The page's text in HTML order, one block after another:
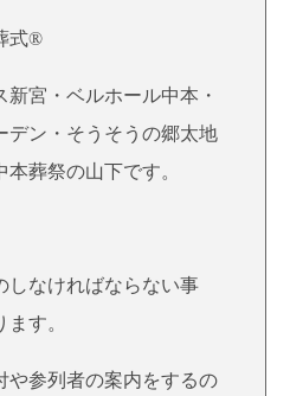
式®
宮・ベルホール中本・
デン・そうそうの郷太地
葬祭の山下です。
しなければならない事
す。
や参列者の案内をするの